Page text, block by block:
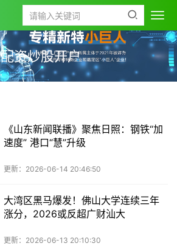
配资炒股开户
《山东新闻联播》聚焦日照：钢铁“加
速度” 港口“慧”升级
更新：2026-06-14 20:46:50
大湾区黑马爆发！佛山大学连续三年
涨分，2026或反超广财汕大
更新：2026-06-13 20:10:30